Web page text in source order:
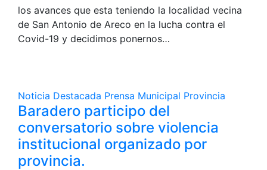
los avances que esta teniendo la localidad vecina
de San Antonio de Areco en la lucha contra el
Covid-19 y decidimos ponernos…
Noticia Destacada Prensa Municipal Provincia
Baradero participo del
conversatorio sobre violencia
institucional organizado por
provincia.